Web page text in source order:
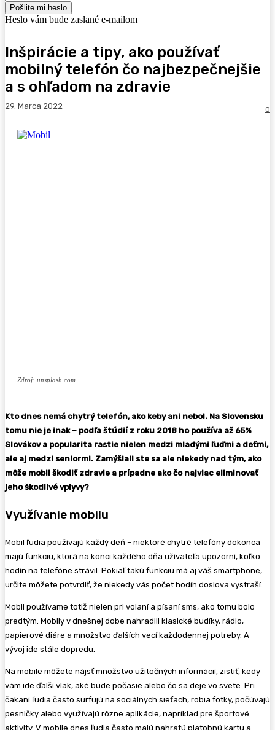
Heslo vám bude zaslané e-mailom
Inšpirácie a tipy, ako používať
mobilný telefón čo najbezpečnejšie
a s ohľadom na zdravie
29. Marca 2022 0
Zdroj: unsplash.com
Kto dnes nemá chytrý telefón, ako keby ani nebol. Na Slovensku
tomu nie je inak – podľa štúdií z roku 2018 ho používa až 65%
Slovákov a popularita rastie nielen medzi mladými ľuďmi a deťmi,
ale aj medzi seniormi. Zamýšlali ste sa ale niekedy nad tým, ako
môže mobil škodiť zdravie a prípadne ako čo najviac eliminovať
jeho škodlivé vplyvy?
Využívanie mobilu
Mobil ľudia používajú každý deň – niektoré chytré telefóny dokonca
majú funkciu, ktorá na konci každého dňa užívateľa upozorní, koľko
hodín na telefóne strávil. Pokiaľ takú funkciu má aj váš smartphone,
určite môžete potvrdiť, že niekedy vás počet hodín doslova vystraší.
Mobil používame totiž nielen pri volaní a písaní sms, ako tomu bolo
predtým. Mobily v dnešnej dobe nahradili klasické budíky, rádio,
papierové diáre a množstvo ďalších vecí každodennej potreby. A
vývoj ide stále dopredu.
Na mobile môžete nájsť množstvo užitočných informácií, zistiť, kedy
vám ide ďalší vlak, aké bude počasie alebo čo sa deje vo svete. Pri
čakaní ľudia často surfujú na sociálnych sieťach, robia fotky, počúvajú
pesničky alebo využívajú rôzne aplikácie, napríklad pre športové
aktivity. V mobile dnes ľudia často majú nahratú platobnú kartu a